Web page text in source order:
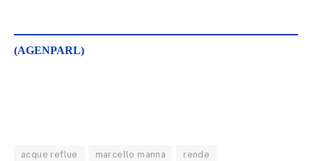
(AGENPARL)
acque reflue marcello manna rende